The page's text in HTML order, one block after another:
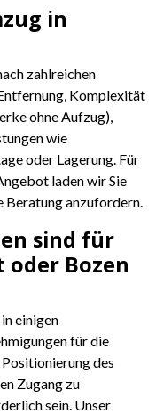
in
zahlreichen
Komplexität
ohne Aufzug),
wie
oder Lagerung. Für
laden wir Sie
Beratung anzufordern.
sind für
Bozen
einigen
für die
des
Zugang zu
sein. Unser